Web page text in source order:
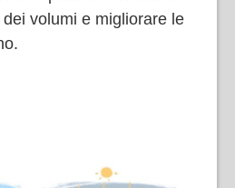
volumi e migliorare le